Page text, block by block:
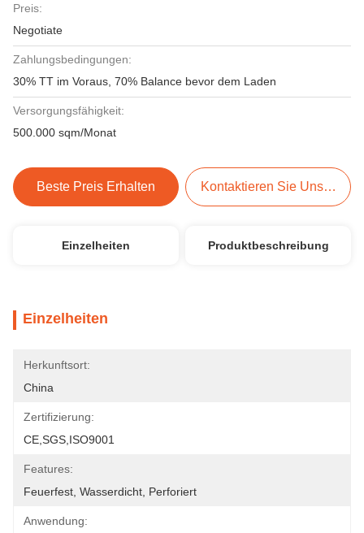
Preis:
Negotiate
Zahlungsbedingungen:
30% TT im Voraus, 70% Balance bevor dem Laden
Versorgungsfähigkeit:
500.000 sqm/Monat
Beste Preis Erhalten Kontaktieren Sie Uns Jetzt
Einzelheiten Produktbeschreibung
Einzelheiten
Herkunftsort:
China
Zertifizierung:
CE,SGS,ISO9001
Features:
Feuerfest, Wasserdicht, Perforiert
Anwendung: